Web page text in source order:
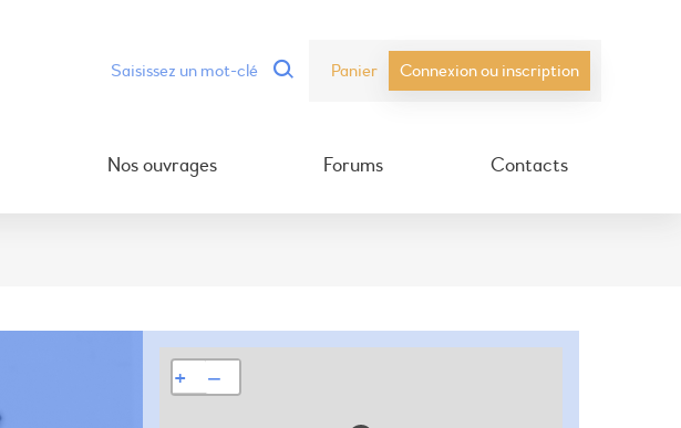
Panier Connexion ou inscription
Nos ouvrages Forums Contacts
+ −